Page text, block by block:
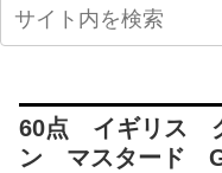
60点 イギリス
ン マスタード